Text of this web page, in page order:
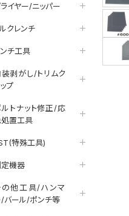
イヤー/ニッパー
クレンチ
チ工具
装剥がし/トリムク
プ
ルトナット修正/応
処置工具
特殊工具)
機器
の他工具/ハンマ
/バール/ポンチ等